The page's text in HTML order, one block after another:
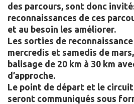
des parcours, sont donc
reconnaissances de ces
et au besoin les améliorer.
Les sorties de
mercredis et samedis de
balisage de 20 km à 30 km
d’approche.
Le point de départ et le
seront communiqués sous